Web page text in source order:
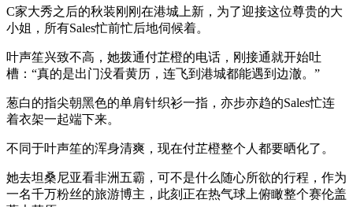
C家大秀之后的秋装刚刚在港城上新，为了迎接这位尊贵的大
小姐，所有Sales忙前忙后地伺候着。
叶声笙兴致不高，她拨通付芷橙的电话，刚接通就开始吐
槽：“真的是出门没看黄历，连飞到港城都能遇到边澈。”
葱白的指尖朝黑色的单肩针织衫一指，亦步亦趋的Sales忙连
着衣架一起端下来。
不同于叶声笙的浑身清爽，现在付芷橙整个人都要晒化了。
她去坦桑尼亚看非洲五霸，可不是什么随心所欲的行程，作为
一名千万粉丝的旅游博主，此刻正在热气球上俯瞰整个赛伦盖